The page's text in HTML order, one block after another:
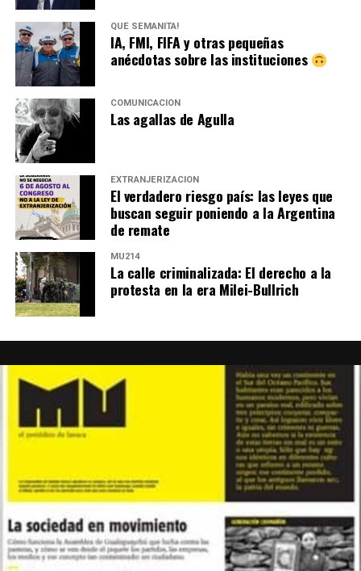
QUÉ SEMANITA!
IA, FMI, FIFA y otras pequeñas
anécdotas sobre las instituciones
COMUNICACIÓN
Las agallas de Agulla
EXTRANJERIZACIÓN
El verdadero riesgo país: las leyes que
buscan seguir poniendo a la Argentina
de remate
MU214
La calle criminalizada: El derecho a la
protesta en la era Milei-Bullrich